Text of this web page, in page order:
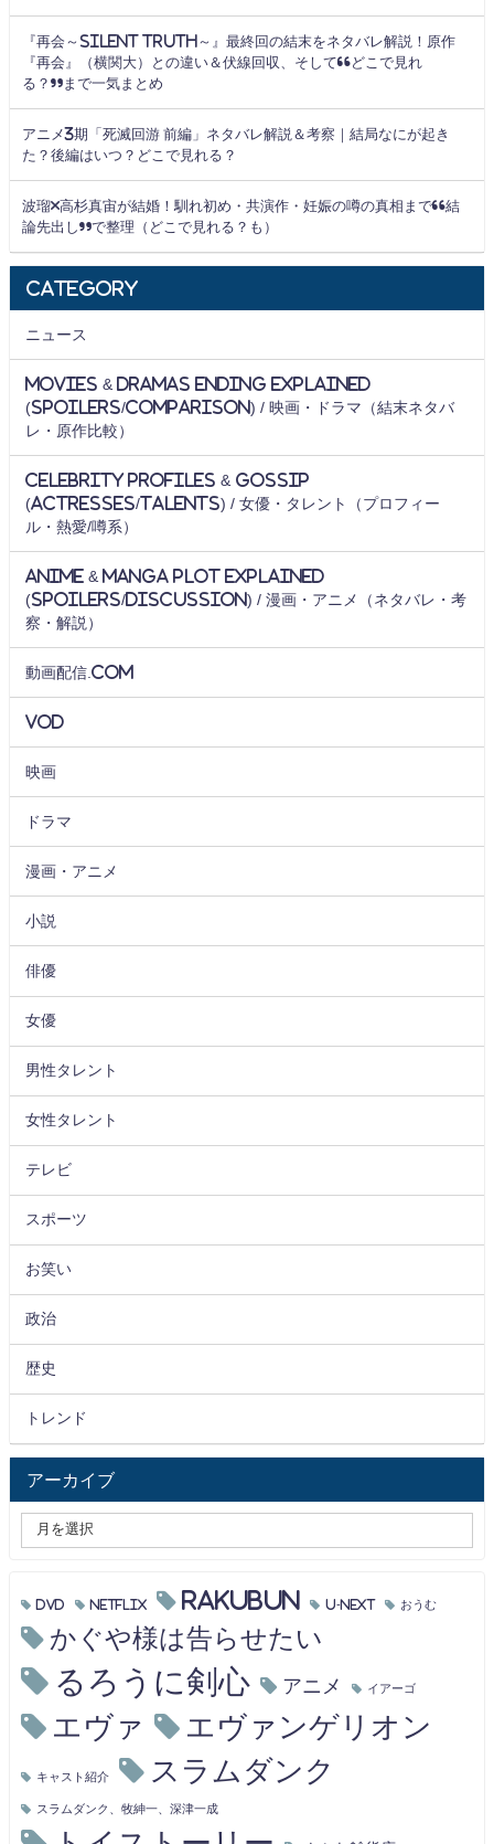
『再会～Silent Truth～』最終回の結末をネタバレ解説！原作
『再会』（横関大）との違い＆伏線回収、そして“どこで見れ
る？”まで一気まとめ
アニメ3期「死滅回游 前編」ネタバレ解説＆考察｜結局なにが起き
た？後編はいつ？どこで見れる？
波瑠×高杉真宙が結婚！馴れ初め・共演作・妊娠の噂の真相まで“結
論先出し”で整理（どこで見れる？も）
Category
ニュース
Movies & Dramas Ending Explained
(Spoilers/Comparison) / 映画・ドラマ（結末ネタバ
レ・原作比較）
Celebrity Profiles & Gossip
(Actresses/Talents) / 女優・タレント（プロフィー
ル・熱愛/噂系）
Anime & Manga Plot Explained
(Spoilers/Discussion) / 漫画・アニメ（ネタバレ・考
察・解説）
動画配信.com
VOD
映画
ドラマ
漫画・アニメ
小説
俳優
女優
男性タレント
女性タレント
テレビ
スポーツ
お笑い
政治
歴史
トレンド
アーカイブ
DVD Netflix RAKUBUN U-NEXT おうむ
かぐや様は告らせたい
るろうに剣心 アニメ イアーゴ
エヴァ エヴァンゲリオン
キャスト紹介 スラムダンク
スラムダンク、牧紳一、深津一成